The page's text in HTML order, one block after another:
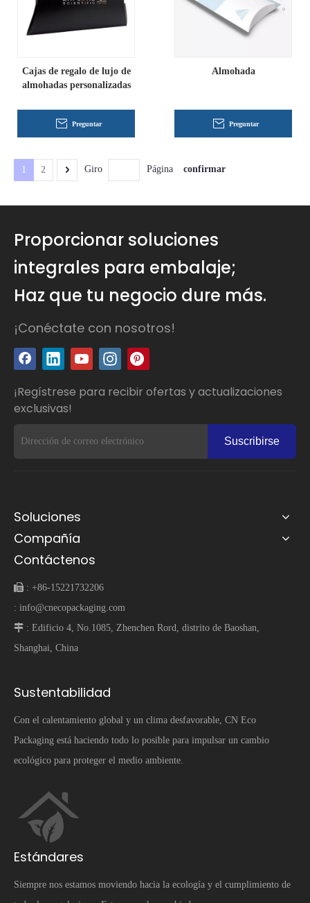
Cajas de regalo de lujo de
almohadas personalizadas
Preguntar
Almohada
Preguntar
1 2 Giro Página confirmar
Proporcionar soluciones
integrales para embalaje;
Haz que tu negocio dure más.
¡Conéctate con nosotros!
¡Regístrese para recibir ofertas y actualizaciones
exclusivas!
Suscribirse
Soluciones
Compañía
Contáctenos
 : +86-15221732206
: info@cnecopackaging.com
 : Edificio 4, No.1085, Zhenchen Rord, distrito de Baoshan,
Shanghai, China
Sustentabilidad
Con el calentamiento global y un clima desfavorable, CN Eco
Packaging está haciendo todo lo posible para impulsar un cambio
ecológico para proteger el medio ambiente.
Estándares
Siempre nos estamos moviendo hacia la ecología y el cumplimiento de